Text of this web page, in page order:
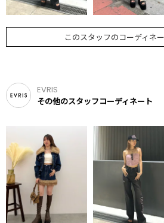
このスタッフのコーディネ
EVRIS
その他のスタッフコーディネート